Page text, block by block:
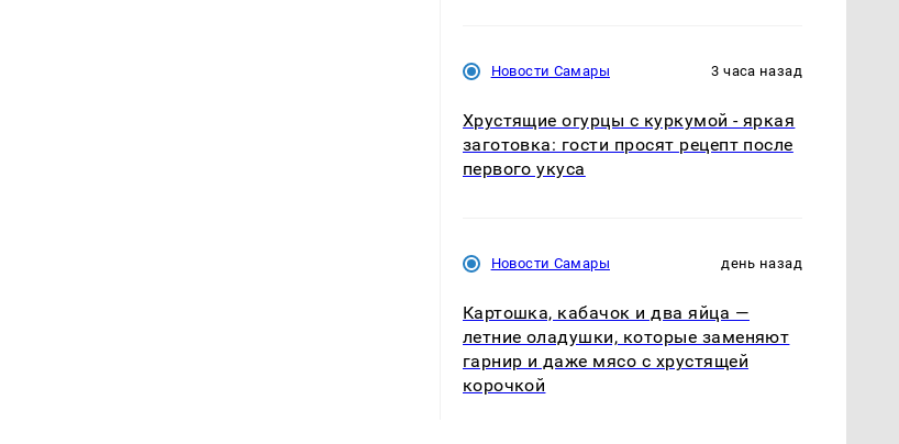
Новости Самары 3 часа назад
Хрустящие огурцы с куркумой - яркая
заготовка: гости просят рецепт после
первого укуса
Новости Самары день назад
Картошка, кабачок и два яйца —
летние оладушки, которые заменяют
гарнир и даже мясо с хрустящей
корочкой